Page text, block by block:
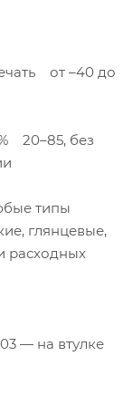
от –40 до
20–85, без
типы
глянцевые,
расходных
— на втулке